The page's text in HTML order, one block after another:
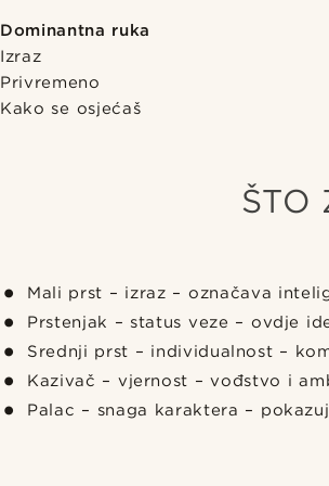
Dominantna ruka
Izraz
Privremeno
Kako se osjećaš
ŠTO
Mali prst – izraz – označava
Prstenjak – status veze – ovdje
Srednji prst – individualnost –
Kazivač – vjernost – vođstvo i
Palac – snaga karaktera –